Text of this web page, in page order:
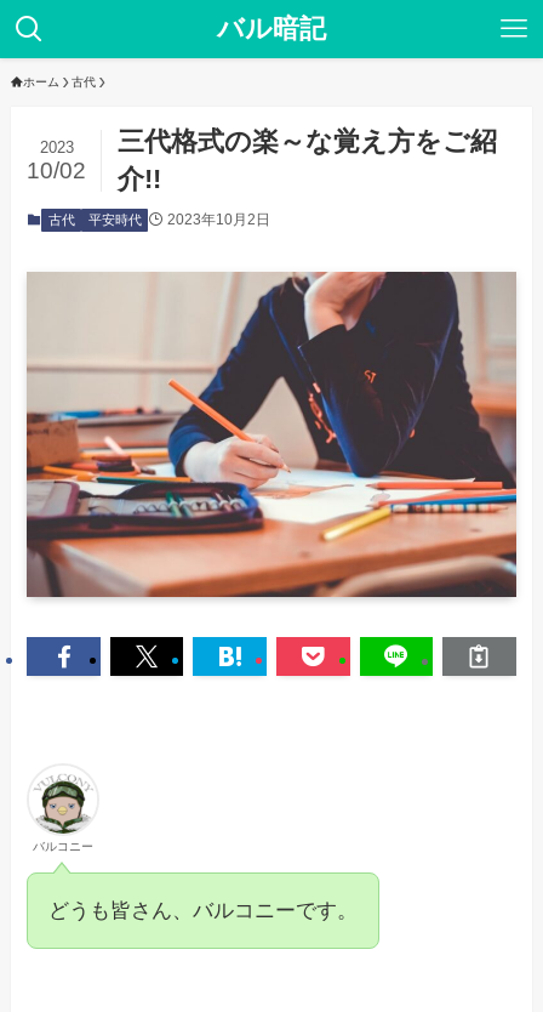
バル暗記
ホーム 古代
三代格式の楽～な覚え方をご紹
介!!
2023
10/02
古代 平安時代 2023年10月2日
バルコニー
どうも皆さん、バルコニーです。